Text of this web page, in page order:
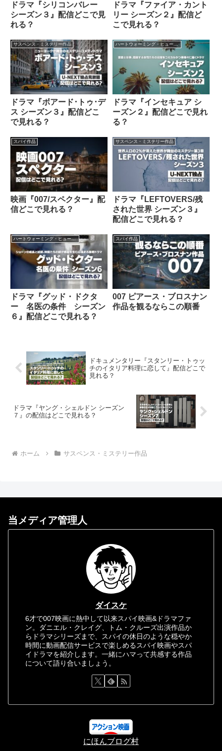
ドラマ『シリコンバレー
シーズン３』配信どこで見
れる？
ドラマ『ファイア・カント
リー シーズン２』配信ど
こで見れる？
サスペンス・ミステリー作品
ドラマ『ボアード･トゥ･デ
ス シーズン３』配信どこ
で見れる？
ハートウォーミング・ヒューマン作品
ドラマ『インセキュア シ
ーズン２』配信どこで見れ
る？
スパイ作品
映画『007/スペクター』配
信どこで見れる？
サスペンス・ミステリー作品
ドラマ『LEFTOVERS/残
された世界 シーズン３』
配信どこで見れる？
ハートウォーミング・ヒューマン作品
ドラマ『グッド・ドクタ
ー 名医の条件 シーズン
６』配信どこで見れる？
スパイ作品
007 ピアース・ブロスナン
作品を観るならこの順番
ドキュメンタリー『スタンリー・トゥッ
チのイタリア料理に恋して』配信どこで
見れる？
ドラマ『ヤング・シェルドン シーズン
７』の配信はどこで見れる？
ホーム サスペンス・ミステリー作品
当メディア管理人
ダイスケ
6才で007映画に熱中して以来スパイ映画&ドラマファ
ン。ダニエル・クレイグ、トム・クルーズ出演作品か
らドラマシリーズまで、スパイの休日のような穏やか
時間に動画配信サービスで楽しめるスパイ映画やスパ
イドラマを紹介します。一緒にハマって共感する作品
について語り合いましょう。
にほんブログ村